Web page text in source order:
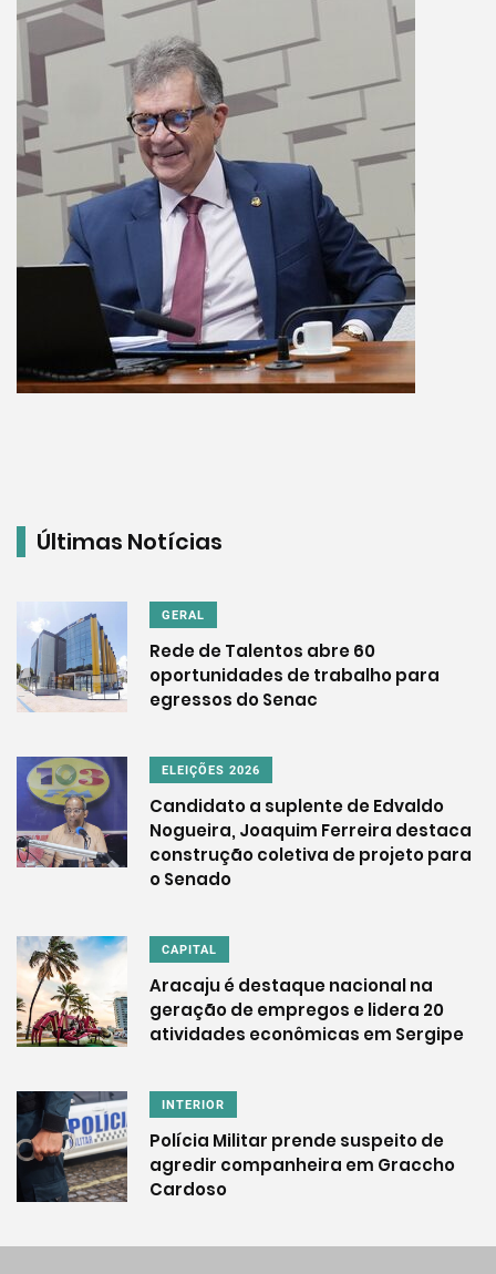
Últimas Notícias
GERAL
Rede de Talentos abre 60
oportunidades de trabalho para
egressos do Senac
ELEIÇÕES 2026
Candidato a suplente de Edvaldo
Nogueira, Joaquim Ferreira destaca
construção coletiva de projeto para
o Senado
CAPITAL
Aracaju é destaque nacional na
geração de empregos e lidera 20
atividades econômicas em Sergipe
INTERIOR
Polícia Militar prende suspeito de
agredir companheira em Graccho
Cardoso